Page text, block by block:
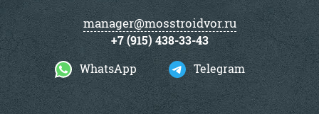
manager@mosstroidvor.ru
+7 (915) 438-33-43
WhatsApp
Telegram